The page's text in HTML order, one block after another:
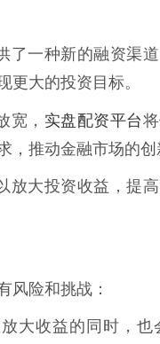
了一种新的融资渠
更大的投资目标。
宽， 实盘配资平台
，推动金融市场的创
放大投资收益，提
风险和挑战：
大收益的同时，